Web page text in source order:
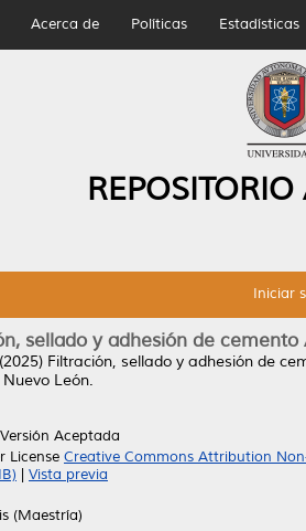
Acerca de Políticas Estadísticas
Iniciar
sellado y adhesión de
(2025) Filtración, sellado y adhesión de
León.
Aceptada
License Creative Commons Attribution
Vista previa
(Maestría)